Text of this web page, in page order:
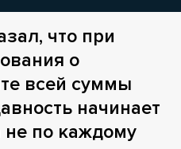
что при
о
всей суммы
начинает
не по каждому